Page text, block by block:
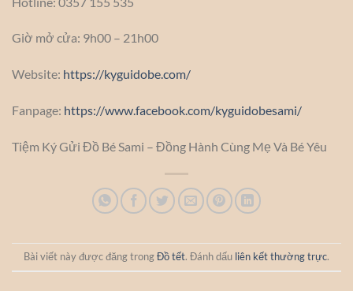
Giờ mở cửa: 9h00 – 21h00
Website: https://kyguidobe.com/
Fanpage: https://www.facebook.com/kyguidobesami/
Tiệm Ký Gửi Đồ Bé Sami – Đồng Hành Cùng Mẹ Và Bé Yêu
Bài viết này được đăng trongĐồ tết. Đánh dấu liên kết thường trực.